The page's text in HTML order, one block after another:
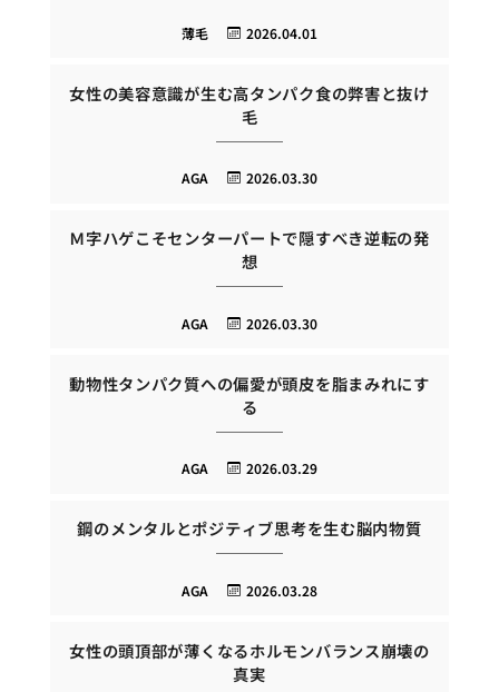
2026.04.01
薄毛
女性の美容意識が生む高タンパク食の弊害と抜け
毛
2026.03.30
AGA
Ｍ字ハゲこそセンターパートで隠すべき逆転の発
想
2026.03.30
AGA
動物性タンパク質への偏愛が頭皮を脂まみれにす
る
2026.03.29
AGA
鋼のメンタルとポジティブ思考を生む脳内物質
2026.03.28
AGA
女性の頭頂部が薄くなるホルモンバランス崩壊の
真実